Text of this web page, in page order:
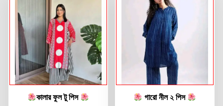
কালার ফুল টু পিস গারো নীল ২ পিস